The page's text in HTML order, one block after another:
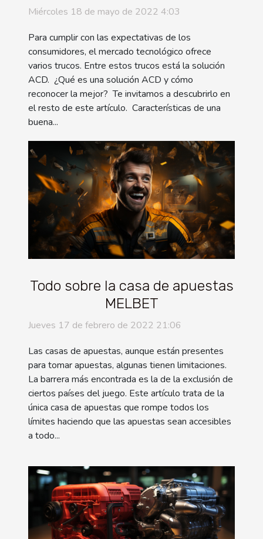
Miércoles 18 de mayo de 2022 4:03
Para cumplir con las expectativas de los
consumidores, el mercado tecnológico ofrece
varios trucos. Entre estos trucos está la solución
ACD. ¿Qué es una solución ACD y cómo
reconocer la mejor? Te invitamos a descubrirlo en
el resto de este artículo. Características de una
buena...
Todo sobre la casa de apuestas
MELBET
Jueves 17 de febrero de 2022 21:06
Las casas de apuestas, aunque están presentes
para tomar apuestas, algunas tienen limitaciones.
La barrera más encontrada es la de la exclusión de
ciertos países del juego. Este artículo trata de la
única casa de apuestas que rompe todos los
límites haciendo que las apuestas sean accesibles
a todo...